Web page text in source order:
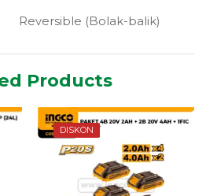
Reversible (Bolak-balik)
Products
DISKON